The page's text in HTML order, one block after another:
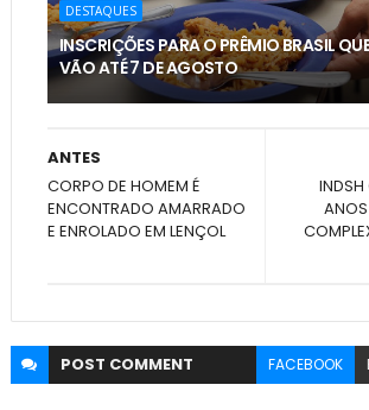
DESTAQUES
INSCRIÇÕES PARA O PRÊMIO BRASIL
VÃO ATÉ 7 DE AGOSTO
ANTES
CORPO DE HOMEM É
ENCONTRADO AMARRADO
E ENROLADO EM LENÇOL
POST COMMENT FACEBOOK